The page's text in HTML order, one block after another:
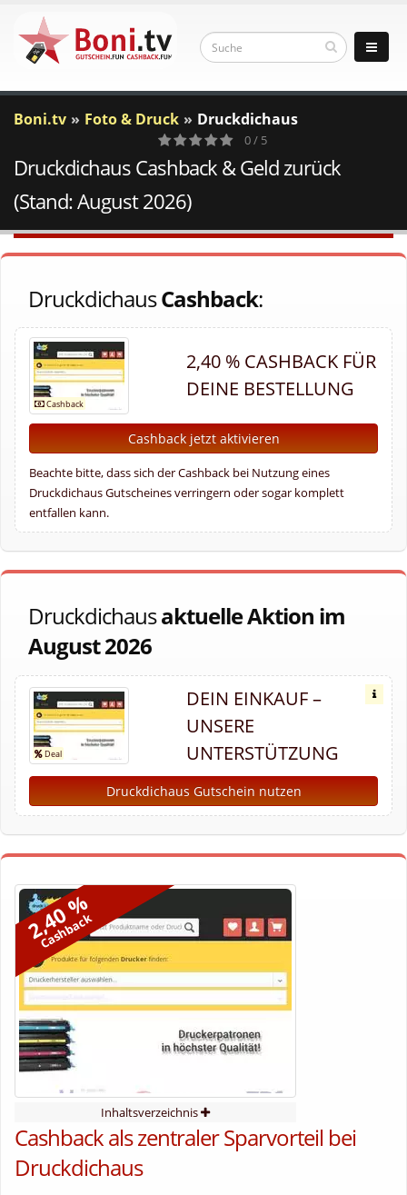
Boni.tv Foto & Druck Druckdichaus
0
Votes
0 / 5
Druckdichaus Cashback & Geld zurück
(Stand: August 2026)
DruckdichausCashback:
2,40 % CASHBACK FÜR
DEINE BESTELLUNG
Cashback jetzt aktivieren
Beachte bitte, dass sich der Cashback bei Nutzung eines
Druckdichaus Gutscheines verringern oder sogar komplett
entfallen kann.
Druckdichausaktuelle Aktion im
August 2026
DEIN EINKAUF –
UNSERE
UNTERSTÜTZUNG
Druckdichaus Gutschein nutzen
2,40 %
Cashback
Inhaltsverzeichnis
Cashback als zentraler Sparvorteil bei
Druckdichaus